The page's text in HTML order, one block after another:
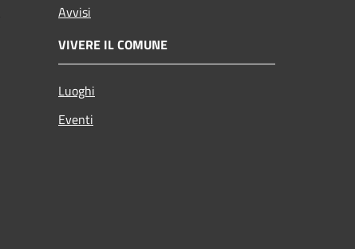
Avvisi
VIVERE IL COMUNE
Luoghi
Eventi